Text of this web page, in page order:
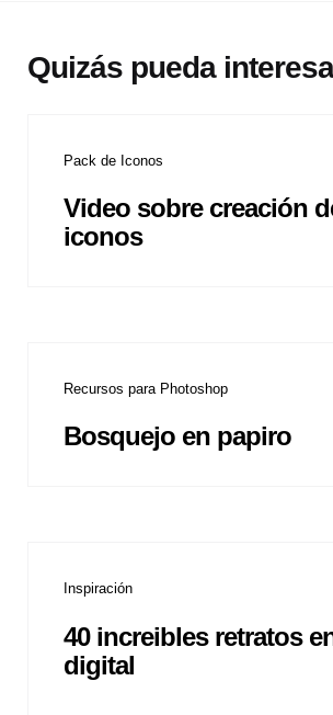
Quizás pueda
Pack de Iconos
Video sobre creación
iconos
Recursos para Photoshop
Bosquejo en papiro
Inspiración
40 increibles retratos
digital